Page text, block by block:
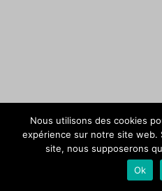
Nous utilisons des cookies
expérience sur notre site web.
site, nous supposerons
Ok